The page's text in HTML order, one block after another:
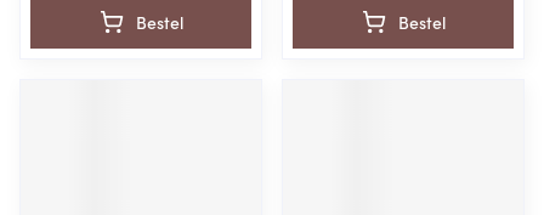
Bestel Bestel